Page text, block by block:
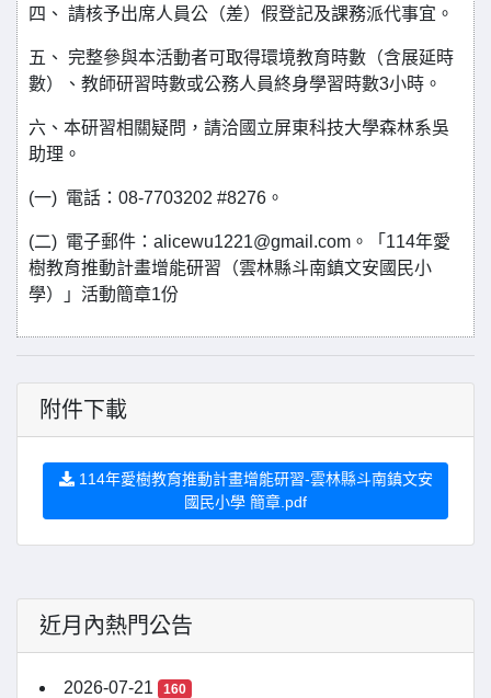
四、 請核予出席人員公（差）假登記及課務派代事宜。
五、 完整參與本活動者可取得環境教育時數（含展延時
數）、教師研習時數或公務人員終身學習時數3小時。
六、本研習相關疑問，請洽國立屏東科技大學森林系吳
助理。
(一) 電話：08-7703202 #8276。
(二) 電子郵件：alicewu1221@gmail.com。「114年愛
樹教育推動計畫增能研習（雲林縣斗南鎮文安國民小
學）」活動簡章1份
附件下載
114年愛樹教育推動計畫增能研習-雲林縣斗南鎮文安
國民小學 簡章.pdf
近月內熱門公告
2026-07-21 160